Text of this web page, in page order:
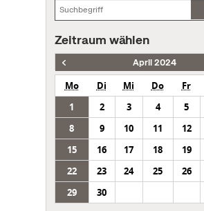
Zeitraum wählen
April 2024
Mo Di Mi Do Fr
1
2 3 4 5
8
9 10 11 12
15
16 17 18 19
22
23 24 25 26
29
30